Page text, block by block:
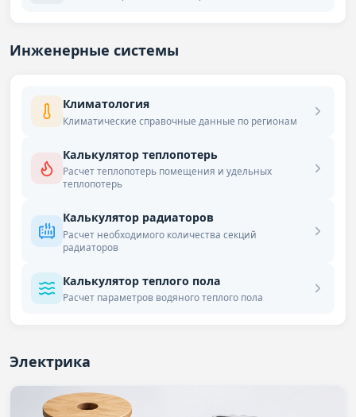
Инженерные системы
Климатология
Климатические справочные данные по регионам
Калькулятор теплопотерь
Расчет теплопотерь помещения и удельных
теплопотерь
Калькулятор радиаторов
Расчет необходимого количества секций
радиаторов
Калькулятор теплого пола
Расчет параметров водяного теплого пола
Электрика